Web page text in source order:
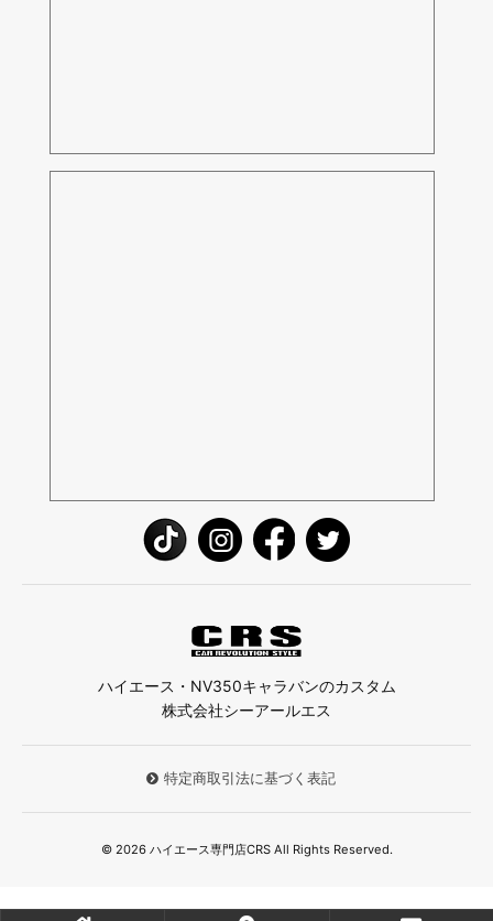
ハイエース・NV350キャラバンのカスタム
株式会社シーアールエス
特定商取引法に基づく表記
© 2026 ハイエース専門店CRS All Rights Reserved.